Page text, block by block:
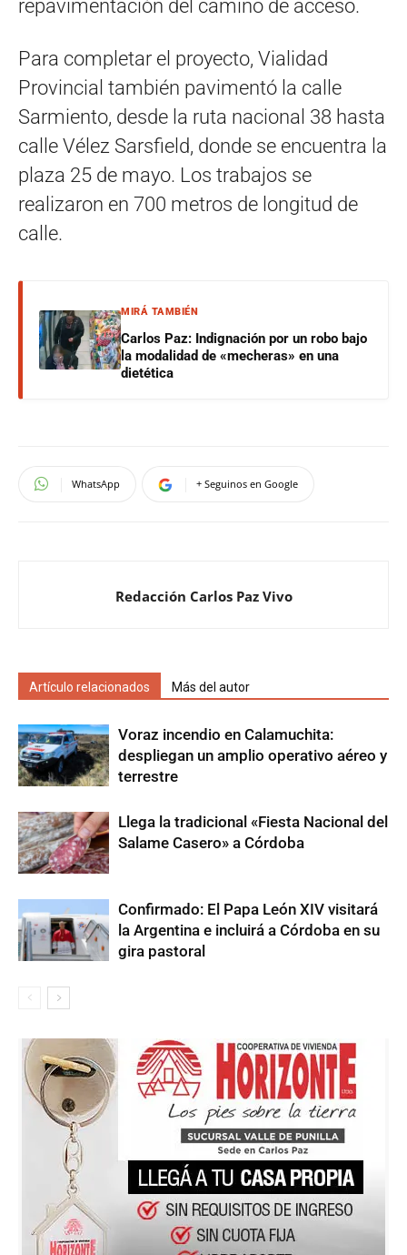
repavimentación del camino de acceso.
Para completar el proyecto, Vialidad
Provincial también pavimentó la calle
Sarmiento, desde la ruta nacional 38 hasta
calle Vélez Sarsfield, donde se encuentra la
plaza 25 de mayo. Los trabajos se
realizaron en 700 metros de longitud de
calle.
MIRÁ TAMBIÉN
Carlos Paz: Indignación por un robo bajo
la modalidad de «mecheras» en una
dietética
WhatsApp + Seguinos en Google
Redacción Carlos Paz Vivo
Artículo relacionados Más del autor
Voraz incendio en Calamuchita:
despliegan un amplio operativo aéreo y
terrestre
Llega la tradicional «Fiesta Nacional del
Salame Casero» a Córdoba
Confirmado: El Papa León XIV visitará
la Argentina e incluirá a Córdoba en su
gira pastoral